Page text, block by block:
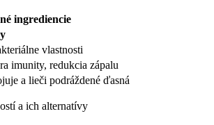
ingrediencie
vlastnosti
imunity, ⁣redukcia zápalu
a lieči podráždené ‌ďasná